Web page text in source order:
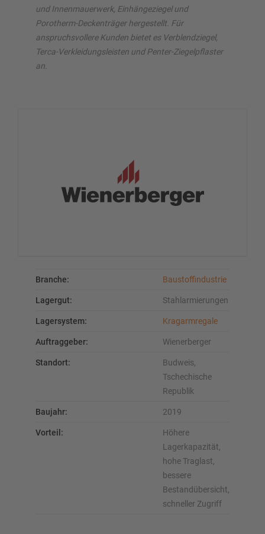
und Innenmauerwerk, Einhängeziegel und
Porotherm-Deckenträger hergestellt. Für
anspruchsvollere Kunden bietet es Verblendziegel,
Terca-Verkleidungsleisten und Penter-Ziegelpflaster
an.
Branche: Baustoffindustrie
Lagergut: Stahlarmierungen
Lagersystem: Kragarmregale
Auftraggeber: Wienerberger
Standort:
Budweis,
Tschechische
Republik
Baujahr: 2019
Vorteil:
Höhere
Lagerkapazität,
hohe Traglast,
bessere
Bestandübersicht,
schneller Zugriff